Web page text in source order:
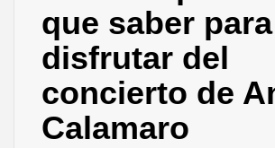
que saber para
disfrutar del
concierto de
Calamaro